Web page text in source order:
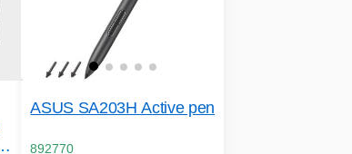
ASUS SA203H Active pen
892770